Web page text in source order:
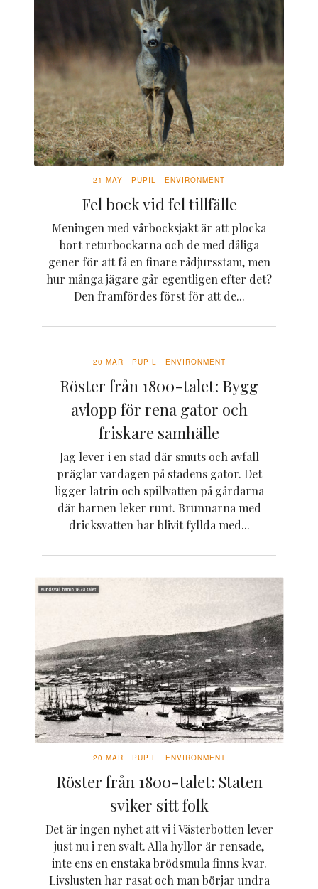
21 MAY PUPIL ENVIRONMENT
Fel bock vid fel tillfälle
Meningen med vårbocksjakt är att plocka
bort returbockarna och de med dåliga
gener för att få en finare rådjursstam, men
hur många jägare går egentligen efter det?
Den framfördes först för att de...
20 MAR PUPIL ENVIRONMENT
Röster från 1800-talet: Bygg
avlopp för rena gator och
friskare samhälle
Jag lever i en stad där smuts och avfall
präglar vardagen på stadens gator. Det
ligger latrin och spillvatten på gårdarna
där barnen leker runt. Brunnarna med
dricksvatten har blivit fyllda med...
20 MAR PUPIL ENVIRONMENT
Röster från 1800-talet: Staten
sviker sitt folk
Det är ingen nyhet att vi i Västerbotten lever
just nu i ren svalt. Alla hyllor är rensade,
inte ens en enstaka brödsmula finns kvar.
Livslusten har rasat och man börjar undra